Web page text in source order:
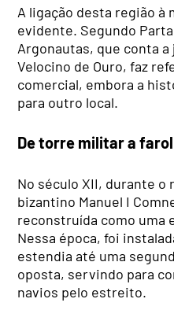
A ligação desta região à
evidente. Segundo
Argonautas, que conta a
Velocino de Ouro, faz
comercial, embora a
para outro local.
De torre militar a farol
No século XII, durante
bizantino Manuel I
reconstruída como uma
Nessa época, foi
estendia até uma
oposta, servindo para
navios pelo estreito.